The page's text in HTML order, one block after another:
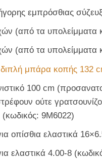
εμπρόσθιας
(από τα υπολείμματα
(από τα υπολείμματα
μπάρα κοπής 132
100 cm
ούτε
9M6022)
οπίσθια ελαστικά
ελαστικά 4.00-8